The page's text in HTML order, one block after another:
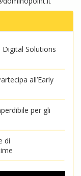
Solutions
all’Early
per gli
di